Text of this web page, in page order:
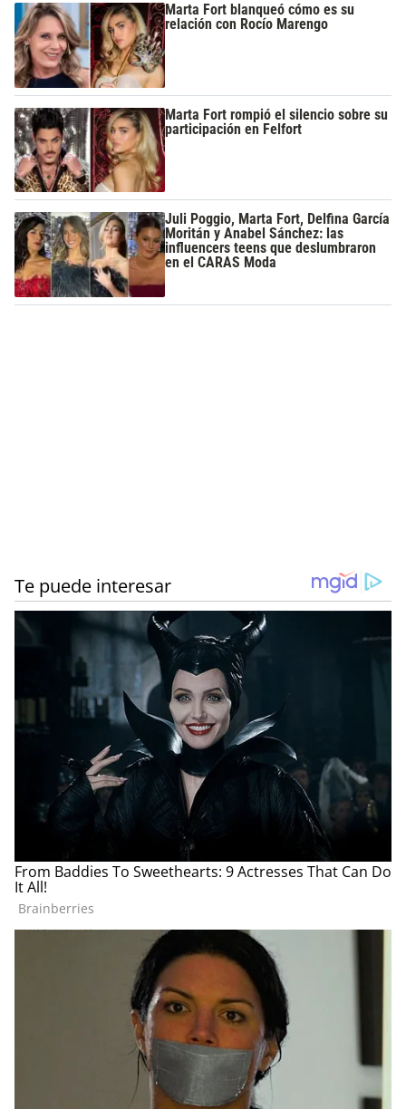
Marta Fort blanqueó cómo es su
relación con Rocío Marengo
Marta Fort rompió el silencio sobre su
participación en Felfort
Juli Poggio, Marta Fort, Delfina García
Moritán y Anabel Sánchez: las
influencers teens que deslumbraron
en el CARAS Moda